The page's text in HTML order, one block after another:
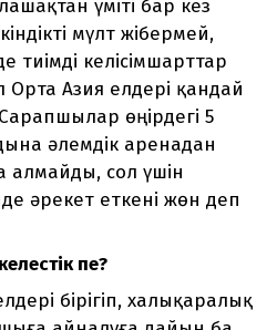
үміті бар кез
мүлт жібермей,
тиімді келісімшарттар
Азия елдері қандай
өңірдегі 5
әлемдік аренадан
сол үшін
әрекет еткені жөн деп
пе?
бірігіп, халықаралық